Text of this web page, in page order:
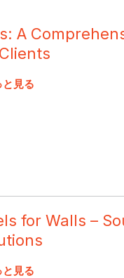
A
と見る
for Walls –
と見る